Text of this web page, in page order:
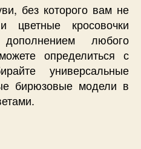
без которого вам не
цветные кросовочки
любого
определиться с
универсальные
бирюзовые модели в